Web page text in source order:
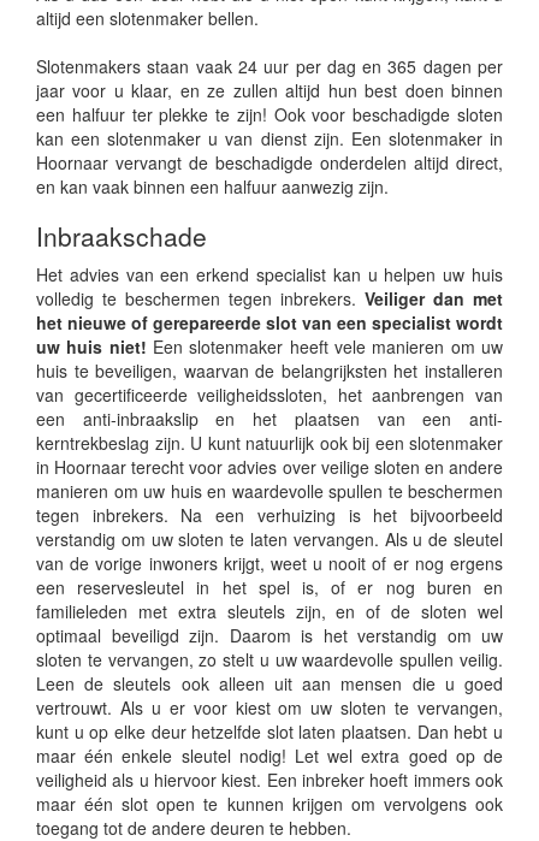
altijd een slotenmaker bellen.
Slotenmakers staan vaak 24 uur per dag en 365 dagen per
jaar voor u klaar, en ze zullen altijd hun best doen binnen
een halfuur ter plekke te zijn! Ook voor beschadigde sloten
kan een slotenmaker u van dienst zijn. Een slotenmaker in
Hoornaar vervangt de beschadigde onderdelen altijd direct,
en kan vaak binnen een halfuur aanwezig zijn.
Inbraakschade
Het advies van een erkend specialist kan u helpen uw huis
volledig te beschermen tegen inbrekers. Veiliger dan met
het nieuwe of gerepareerde slot van een specialist wordt
uw huis niet! Een slotenmaker heeft vele manieren om uw
huis te beveiligen, waarvan de belangrijksten het installeren
van gecertificeerde veiligheidssloten, het aanbrengen van
een anti-inbraakslip en het plaatsen van een anti-
kerntrekbeslag zijn. U kunt natuurlijk ook bij een slotenmaker
in Hoornaar terecht voor advies over veilige sloten en andere
manieren om uw huis en waardevolle spullen te beschermen
tegen inbrekers. Na een verhuizing is het bijvoorbeeld
verstandig om uw sloten te laten vervangen. Als u de sleutel
van de vorige inwoners krijgt, weet u nooit of er nog ergens
een reservesleutel in het spel is, of er nog buren en
familieleden met extra sleutels zijn, en of de sloten wel
optimaal beveiligd zijn. Daarom is het verstandig om uw
sloten te vervangen, zo stelt u uw waardevolle spullen veilig.
Leen de sleutels ook alleen uit aan mensen die u goed
vertrouwt. Als u er voor kiest om uw sloten te vervangen,
kunt u op elke deur hetzelfde slot laten plaatsen. Dan hebt u
maar één enkele sleutel nodig! Let wel extra goed op de
veiligheid als u hiervoor kiest. Een inbreker hoeft immers ook
maar één slot open te kunnen krijgen om vervolgens ook
toegang tot de andere deuren te hebben.